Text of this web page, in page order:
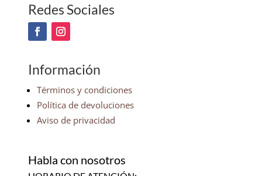
Redes Sociales
Información
Términos y condiciones
Política de devoluciones
Aviso de privacidad
Habla con nosotros